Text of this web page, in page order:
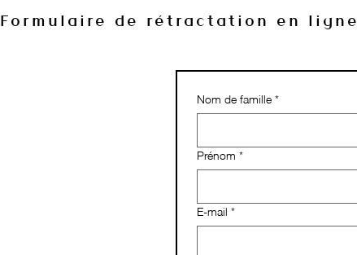
Formulaire de rétractation en ligne
Nom de famille *
Prénom *
E‑mail *